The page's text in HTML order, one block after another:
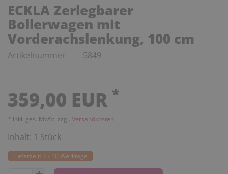
ECKLA Zerlegbarer
Bollerwagen mit
Vorderachslenkung, 100 cm
Artikelnummer 5849
359,00 EUR *
* inkl. ges. MwSt. zzgl. Versandkosten
Inhalt: 1 Stück
Lieferzeit: 7 - 10 Werktage